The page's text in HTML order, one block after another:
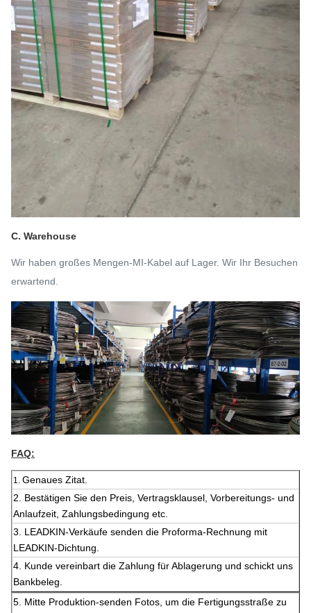
C. Warehouse
Wir haben großes Mengen-MI-Kabel auf Lager. Wir Ihr Besuchen
erwartend.
FAQ:
1. Genaues Zitat.
2. Bestätigen Sie den Preis, Vertragsklausel, Vorbereitungs- und
Anlaufzeit, Zahlungsbedingung etc.
3. LEADKIN-Verkäufe senden die Proforma-Rechnung mit
LEADKIN-Dichtung.
4. Kunde vereinbart die Zahlung für Ablagerung und schickt uns
Bankbeleg.
5. Mitte Produktion-senden Fotos, um die Fertigungsstraße zu